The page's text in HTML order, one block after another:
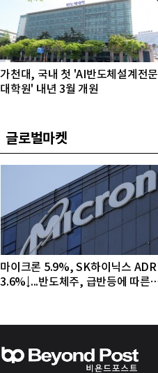
가천대, 국내 첫 'AI반도체설계전문
대학원' 내년 3월 개원
글로벌마켓
마이크론 5.9%, SK하이닉스 ADR
3.6%↓...반도체주, 급반등에 따른